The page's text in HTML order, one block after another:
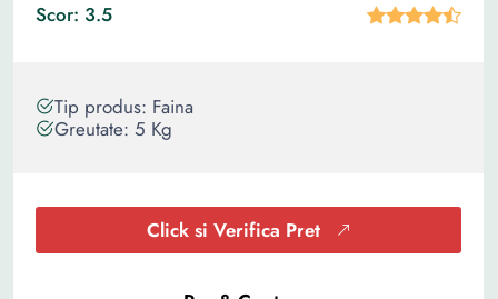
Scor: 3.5
Tip produs: Faina
Greutate: 5 Kg
Click si Verifica Pret